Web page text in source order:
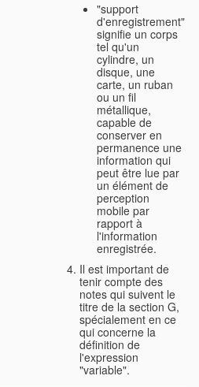
"support
d'enregistrement"
signifie un corps
tel qu'un
cylindre, un
disque, une
carte, un ruban
ou un fil
métallique,
capable de
conserver en
permanence une
information qui
peut être lue par
un élément de
perception
mobile par
rapport à
l'information
enregistrée.
Il est important de
tenir compte des
notes qui suivent le
titre de la section G,
spécialement en ce
qui concerne la
définition de
l'expression
"variable".